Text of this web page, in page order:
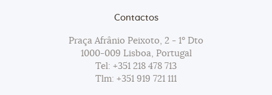
Contactos
Praça Afrânio Peixoto, 2 - 1º Dto
1000-009 Lisboa, Portugal
Tel: +351 218 478 713
Tlm: +351 919 721 111